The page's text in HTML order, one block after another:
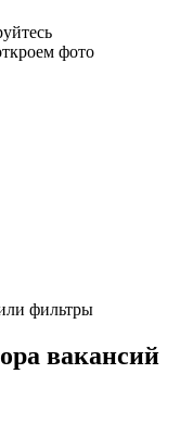
фото
фильтры
вакансий